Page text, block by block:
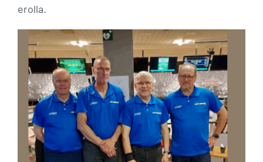
erolla.